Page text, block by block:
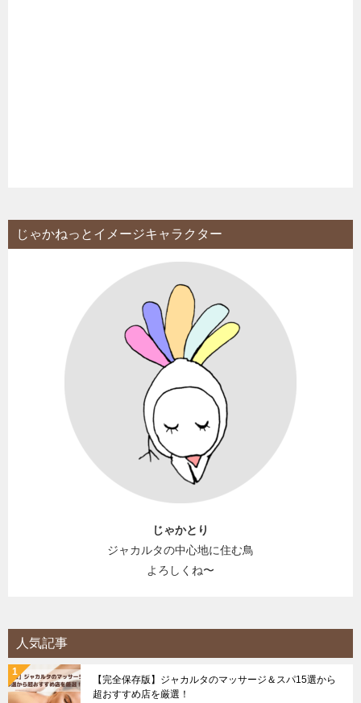
じゃかねっとイメージキャラクター
じゃかとり
ジャカルタの中心地に住む鳥
よろしくね〜
人気記事
【完全保存版】ジャカルタのマッサージ＆スパ15選から
超おすすめ店を厳選！